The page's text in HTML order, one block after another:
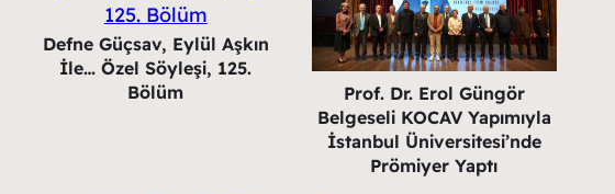
Defne Güçsav, Eylül Aşkın
İle… Özel Söyleşi, 125.
Bölüm
Prof. Dr. Erol Güngör
Belgeseli KOCAV Yapımıyla
İstanbul Üniversitesi’nde
Prömiyer Yaptı